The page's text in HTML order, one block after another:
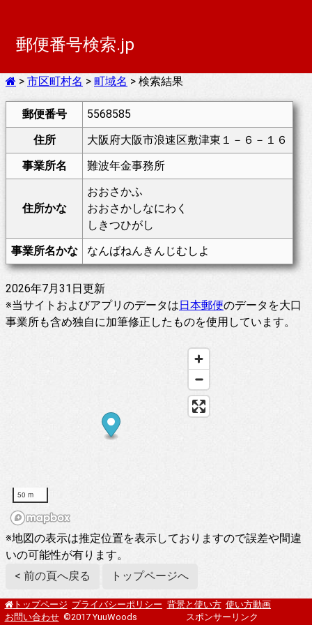
郵便番号検索.jp
> 市区町村名 > 町域名 > 検索結果
郵便番号
5568585
住所
大阪府大阪市浪速区敷津東１－６－１６
事業所名
難波年金事務所
住所かな
おおさかふ
おおさかしなにわく
しきつひがし
事業所名かな
なんばねんきんじむしよ
2026年7月31日更新
※当サイトおよびアプリのデータは日本郵便のデータを大口
事業所も含め独自に加筆修正したものを使用しています。
50 m
※地図の表示は推定位置を表示しておりますので誤差や間違
いの可能性が有ります。
< 前の頁へ戻る
トップページへ
トップページ プライバシーポリシー 背景と使い方 使い方動画
お問い合わせ ©2017 YuuWoods スポンサーリンク